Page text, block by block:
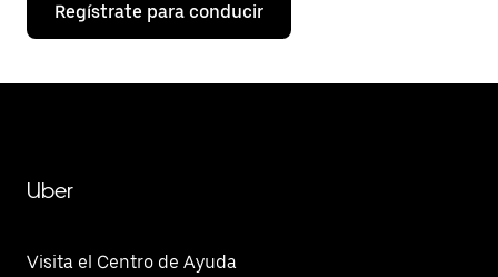
Regístrate para conducir
Uber
Visita el Centro de Ayuda